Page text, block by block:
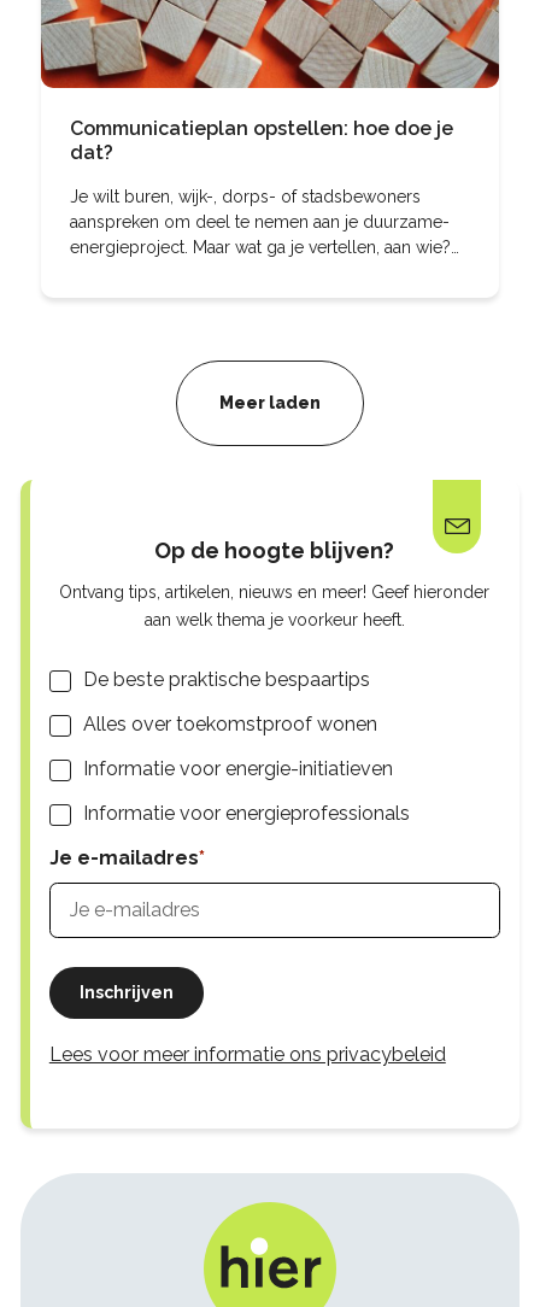
Communicatieplan opstellen: hoe doe je
dat?
Je wilt buren, wijk-, dorps- of stadsbewoners
aanspreken om deel te nemen aan je duurzame-
energieproject. Maar wat ga je vertellen, aan wie?
interesseren
Meer laden
Op de hoogte blijven?
Ontvang tips, artikelen, nieuws en meer! Geef hieronder
aan welk thema je voorkeur heeft.
LijstenDe beste praktische bespaartips
Alles over toekomstproof wonen
Informatie voor energie-initiatieven
Informatie voor energieprofessionals
Je e-mailadres
Inschrijven
Lees voor meer informatie ons privacybeleid